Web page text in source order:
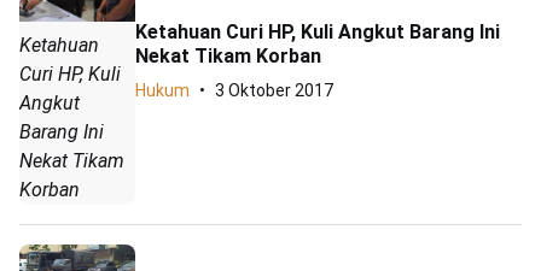
Ketahuan
Curi HP, Kuli
Angkut
Barang Ini
Nekat Tikam
Korban
Ketahuan Curi HP, Kuli Angkut Barang Ini
Nekat Tikam Korban
Hukum 3 Oktober 2017